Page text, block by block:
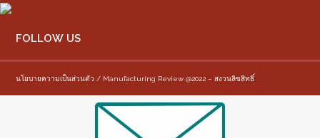
FOLLOW US
นโยบายความเป็นส่วนตัว / Manufacturing Review @2022 – สงวนลิขสิทธิ์